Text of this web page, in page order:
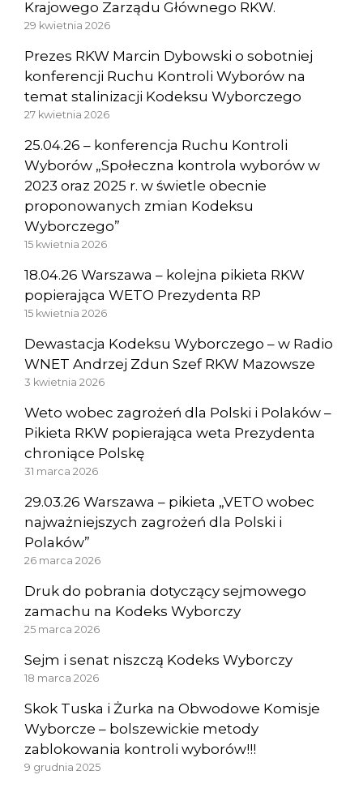
Krajowego Zarządu Głównego RKW.
29 kwietnia 2026
Prezes RKW Marcin Dybowski o sobotniej
konferencji Ruchu Kontroli Wyborów na
temat stalinizacji Kodeksu Wyborczego
27 kwietnia 2026
25.04.26 – konferencja Ruchu Kontroli
Wyborów „Społeczna kontrola wyborów w
2023 oraz 2025 r. w świetle obecnie
proponowanych zmian Kodeksu
Wyborczego”
15 kwietnia 2026
18.04.26 Warszawa – kolejna pikieta RKW
popierająca WETO Prezydenta RP
15 kwietnia 2026
Dewastacja Kodeksu Wyborczego – w Radio
WNET Andrzej Zdun Szef RKW Mazowsze
3 kwietnia 2026
Weto wobec zagrożeń dla Polski i Polaków –
Pikieta RKW popierająca weta Prezydenta
chroniące Polskę
31 marca 2026
29.03.26 Warszawa – pikieta „VETO wobec
najważniejszych zagrożeń dla Polski i
Polaków”
26 marca 2026
Druk do pobrania dotyczący sejmowego
zamachu na Kodeks Wyborczy
25 marca 2026
Sejm i senat niszczą Kodeks Wyborczy
18 marca 2026
Skok Tuska i Żurka na Obwodowe Komisje
Wyborcze – bolszewickie metody
zablokowania kontroli wyborów!!!
9 grudnia 2025